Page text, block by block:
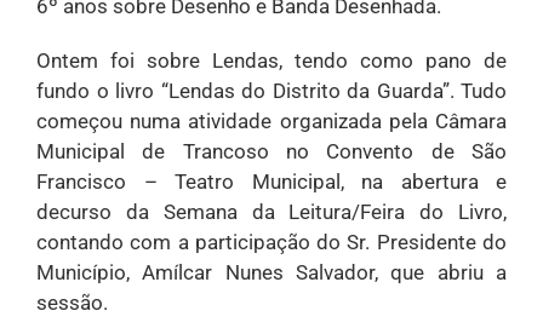
6º anos sobre Desenho e Banda Desenhada.
Ontem foi sobre Lendas, tendo como pano de
fundo o livro “Lendas do Distrito da Guarda”. Tudo
começou numa atividade organizada pela Câmara
Municipal de Trancoso no Convento de São
Francisco – Teatro Municipal, na abertura e
decurso da Semana da Leitura/Feira do Livro,
contando com a participação do Sr. Presidente do
Município, Amílcar Nunes Salvador, que abriu a
sessão.